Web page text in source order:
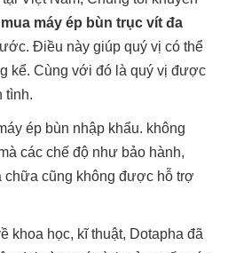
mua máy ép bùn trục vít đa
Điều này giúp quý vị có thể
kể. Cùng với đó là quý vị được
tình.
ép bùn nhập khẩu. không
các chế độ như bảo hành,
cũng không được hỗ trợ
khoa học, kĩ thuật, Dotapha đã